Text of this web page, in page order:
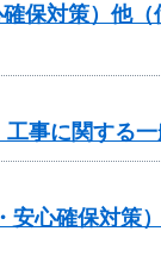
保対策）他
事に関する一
心確保対策）